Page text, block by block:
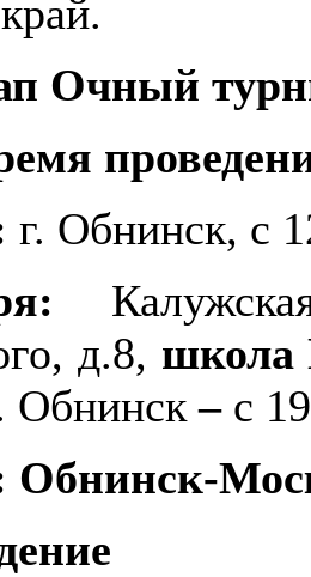
Очный
г. Обнинск, с
д.8,
Обнинск – с
Обнинск-